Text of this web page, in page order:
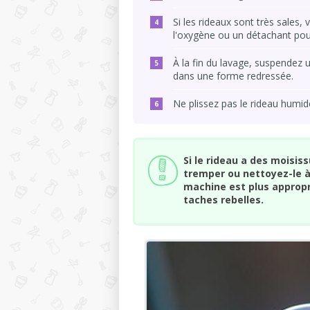
Si les rideaux sont très sales,
l'oxygène ou un détachant
À la fin du lavage, suspendez
dans une forme redressée.
Ne plissez pas le rideau
Si le rideau a des
tremper ou nettoyez-le
machine est plus
taches rebelles.